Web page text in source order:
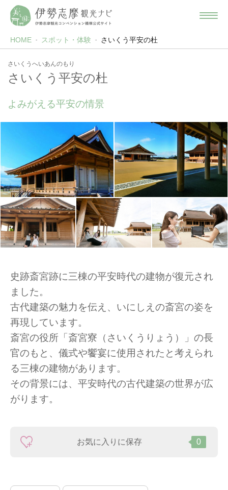
HOME スポット・体験 さいくう平安の杜
さいくうへいあんのもり
さいくう平安の杜
よみがえる平安の情景
史跡斎宮跡に三棟の平安時代の建物が復元され
ました。
古代建築の魅力を伝え、いにしえの斎宮の姿を
再現しています。
斎宮の役所「斎宮寮（さいくうりょう）」の長
官のもと、儀式や饗宴に使用されたと考えられ
る三棟の建物があります。
その背景には、平安時代の古代建築の世界が広
がります。
お気に入りに保存 0